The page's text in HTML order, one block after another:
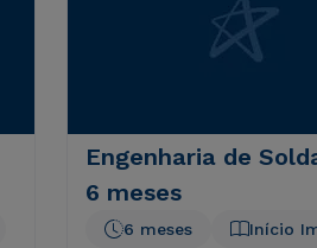
Engenharia de
6 meses
Início
6 meses